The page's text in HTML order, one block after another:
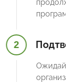
2